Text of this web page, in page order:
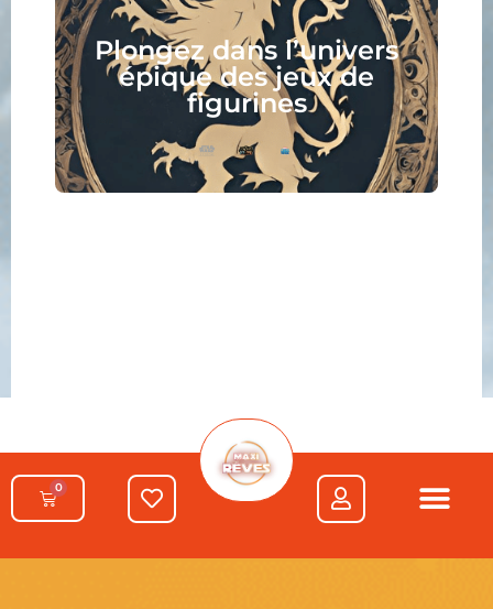
Plongez dans l’univers
épique des jeux de
figurines
0